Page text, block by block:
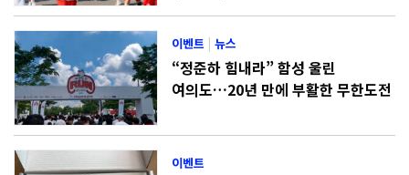
이벤트 |뉴스
“정준하 힘내라” 함성 울린
여의도…20년 만에 부활한 무한도전
이벤트